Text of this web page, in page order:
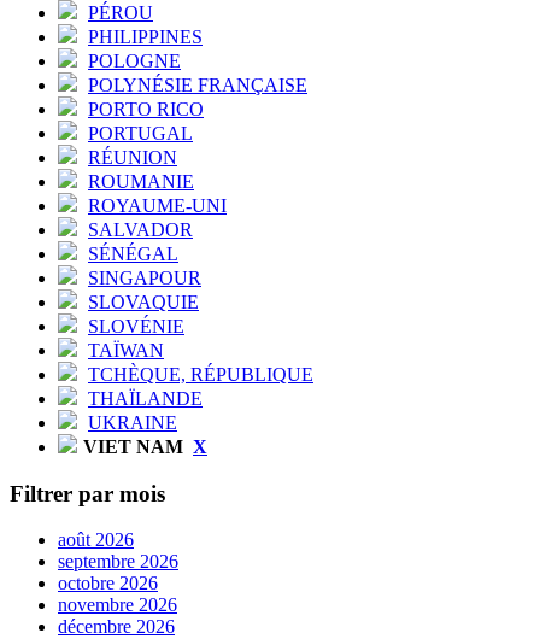
PÉROU
PHILIPPINES
POLOGNE
POLYNÉSIE FRANÇAISE
PORTO RICO
PORTUGAL
RÉUNION
ROUMANIE
ROYAUME-UNI
SALVADOR
SÉNÉGAL
SINGAPOUR
SLOVAQUIE
SLOVÉNIE
TAÏWAN
TCHÈQUE, RÉPUBLIQUE
THAÏLANDE
UKRAINE
VIET NAM X
Filtrer par mois
août 2026
septembre 2026
octobre 2026
novembre 2026
décembre 2026